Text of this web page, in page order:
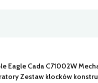
Eagle Cada C71002W
Zestaw klocków